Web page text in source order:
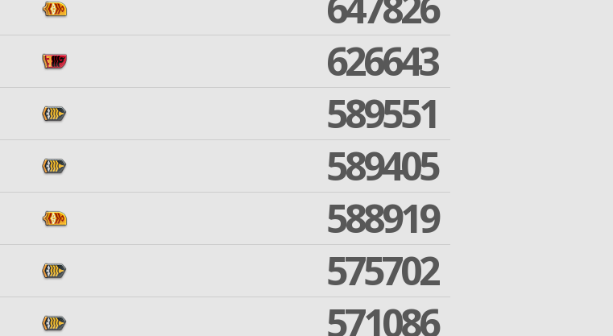
626643
589551
589405
588919
575702
571086